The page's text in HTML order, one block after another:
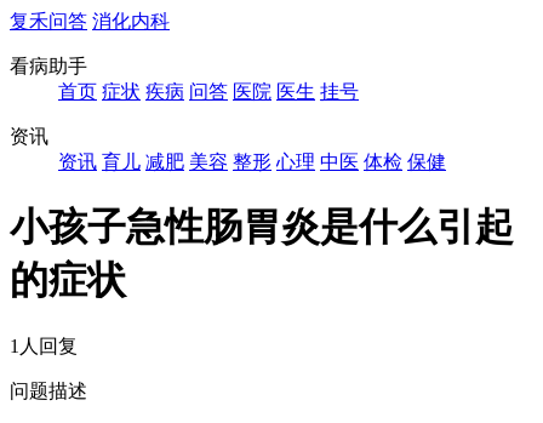
复禾问答 消化内科
看病助手
首页 症状 疾病 问答 医院 医生 挂号
资讯
资讯 育儿 减肥 美容 整形 心理 中医 体检 保健
小孩子急性肠胃炎是什么引起
的症状
1人回复
问题描述